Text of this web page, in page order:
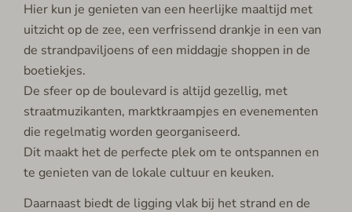
Hier kun je genieten van een heerlijke maaltijd met
uitzicht op de zee, een verfrissend drankje in een van
de strandpaviljoens of een middagje shoppen in de
boetiekjes.
De sfeer op de boulevard is altijd gezellig, met
straatmuzikanten, marktkraampjes en evenementen
die regelmatig worden georganiseerd.
Dit maakt het de perfecte plek om te ontspannen en
te genieten van de lokale cultuur en keuken.
Daarnaast biedt de ligging vlak bij het strand en de